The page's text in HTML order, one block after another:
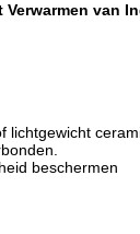
van
beschermen